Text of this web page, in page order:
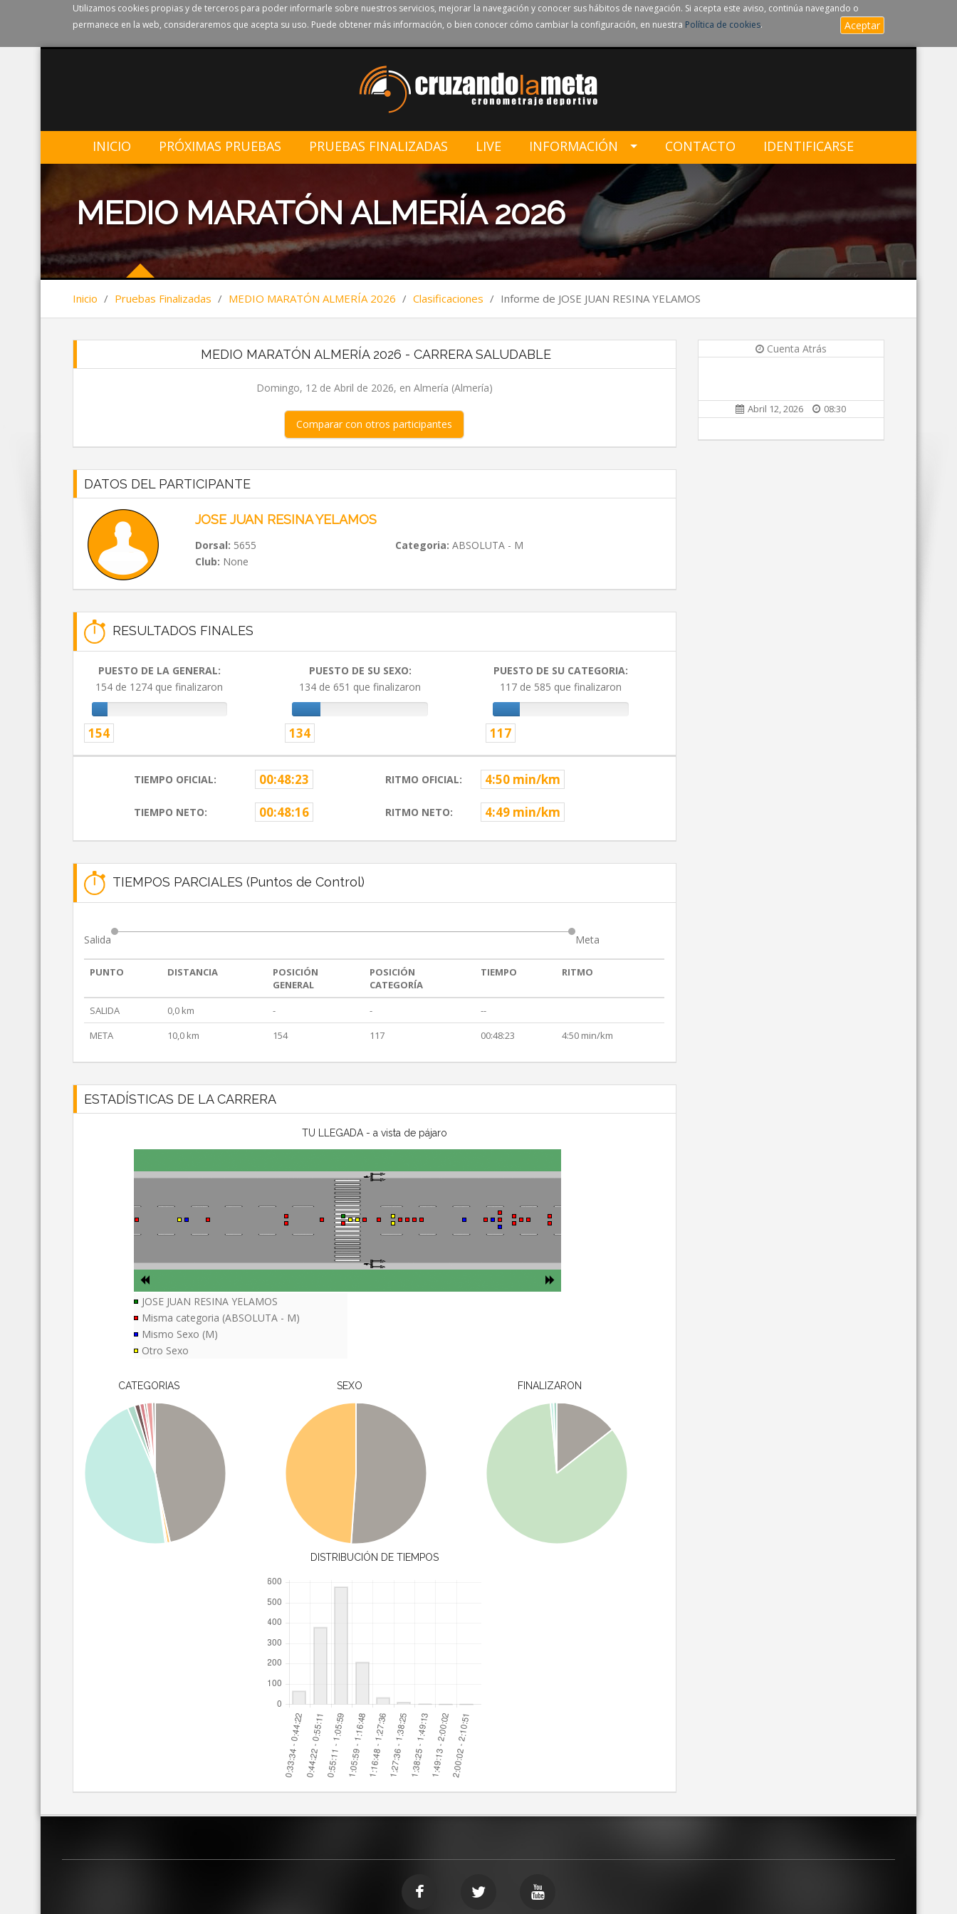
Utilizamos cookies propias y de terceros para poder informarle sobre nuestros servicios, mejorar la navegación y conocer sus hábitos de navegación. Si acepta este aviso, continúa navegando o
permanece en la web, consideraremos que acepta su uso. Puede obtener más información, o bien conocer cómo cambiar la configuración, en nuestra Política de cookies. Aceptar
INICIO PRÓXIMAS PRUEBAS PRUEBAS FINALIZADAS LIVE INFORMACIÓN CONTACTO IDENTIFICARSE
MEDIO MARATÓN ALMERÍA 2026
Inicio / Pruebas Finalizadas / MEDIO MARATÓN ALMERÍA 2026 / Clasificaciones / Informe de JOSE JUAN RESINA YELAMOS
MEDIO MARATÓN ALMERÍA 2026 - CARRERA SALUDABLE
Domingo, 12 de Abril de 2026, en Almería (Almería)
Comparar con otros participantes
DATOS DEL PARTICIPANTE
JOSE JUAN RESINA YELAMOS
Dorsal: 5655 Categoria: ABSOLUTA - M
Club: None
RESULTADOS FINALES
PUESTO DE LA GENERAL:
154 de 1274 que finalizaron
154
PUESTO DE SU SEXO:
134 de 651 que finalizaron
134
PUESTO DE SU CATEGORIA:
117 de 585 que finalizaron
117
TIEMPO OFICIAL: 00:48:23 RITMO OFICIAL: 4:50 min/km
TIEMPO NETO: 00:48:16 RITMO NETO: 4:49 min/km
TIEMPOS PARCIALES (Puntos de Control)
Salida Meta
PUNTO DISTANCIA
POSICIÓN
GENERAL
POSICIÓN
CATEGORÍA
TIEMPO RITMO
SALIDA 0,0 km - -
--
META
10,0 km 154 117 00:48:23 4:50 min/km
ESTADÍSTICAS DE LA CARRERA
TU LLEGADA - a vista de pájaro
JOSE JUAN RESINA YELAMOS
Misma categoria (ABSOLUTA - M)
Mismo Sexo (M)
Otro Sexo
CATEGORIAS SEXO FINALIZARON
DISTRIBUCIÓN DE TIEMPOS
Cuenta Atrás
Abril 12, 2026 08:30